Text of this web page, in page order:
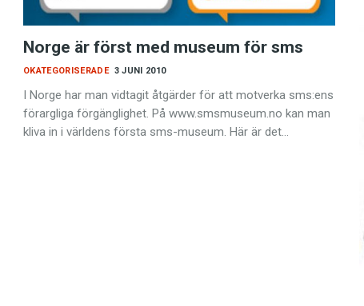
digitalt
Norge är först med museum för sms
3 JUNI 2010
OKATEGORISERADE
I Norge har man vidtagit åtgärder för att motverka sms:ens
förargliga förgänglighet. På www.smsmuseum.no kan man
kliva in i världens första sms-museum. Här är det…